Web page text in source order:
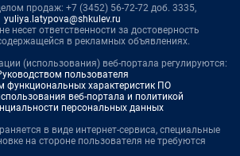
продаж: +7 (3452) 56-72-72 доб. 3335,
yuliya.latypova@shkulev.ru
несет ответственности за достоверность
в рекламных объявлениях.
(использования) веб-портала регулируются:
пользователя
функциональных характеристик ПО
веб-портала и политикой
персональных данных
в виде интернет-сервиса, специальные
на стороне пользователя не требуются